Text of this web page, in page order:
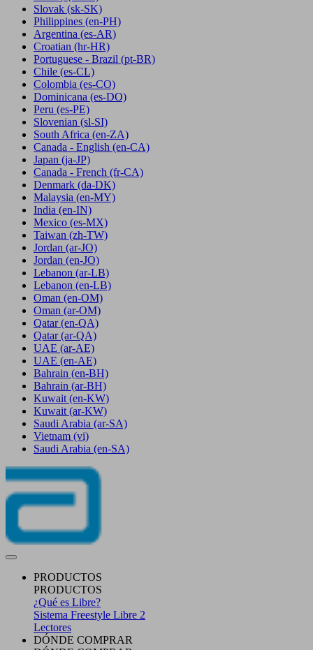
Slovak (sk-SK)
Philippines (en-PH)
Argentina (es-AR)
Croatian (hr-HR)
Portuguese - Brazil (pt-BR)
Chile (es-CL)
Colombia (es-CO)
Dominicana (es-DO)
Peru (es-PE)
Slovenian (sl-SI)
South Africa (en-ZA)
Canada - English (en-CA)
Japan (ja-JP)
Canada - French (fr-CA)
Denmark (da-DK)
Malaysia (en-MY)
India (en-IN)
Mexico (es-MX)
Taiwan (zh-TW)
Jordan (ar-JO)
Jordan (en-JO)
Lebanon (ar-LB)
Lebanon (en-LB)
Oman (en-OM)
Oman (ar-OM)
Qatar (en-QA)
Qatar (ar-QA)
UAE (ar-AE)
UAE (en-AE)
Bahrain (en-BH)
Bahrain (ar-BH)
Kuwait (en-KW)
Kuwait (ar-KW)
Saudi Arabia (ar-SA)
Vietnam (vi)
Saudi Arabia (en-SA)
PRODUCTOS
PRODUCTOS
¿Qué es Libre?
Sistema Freestyle Libre 2
Lectores
DÓNDE COMPRAR